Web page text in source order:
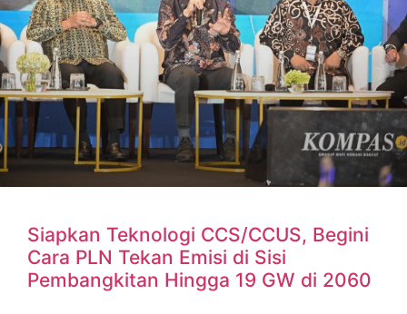
Siapkan Teknologi CCS/CCUS, Begini
Cara PLN Tekan Emisi di Sisi
Pembangkitan Hingga 19 GW di 2060